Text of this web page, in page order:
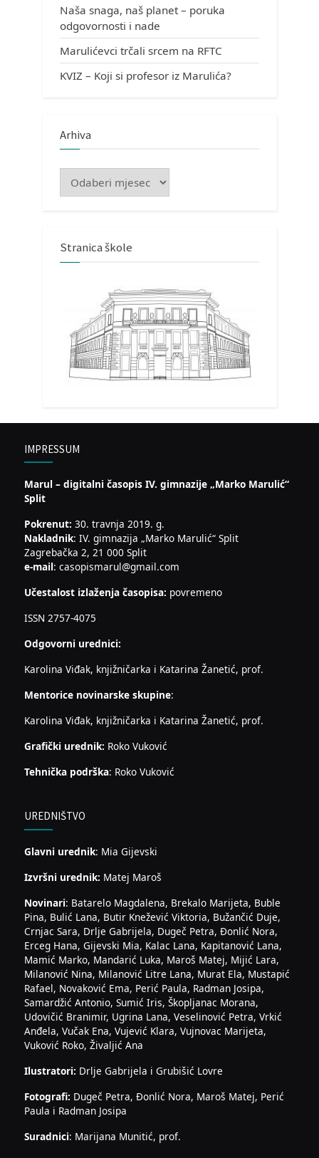
Naša snaga, naš planet – poruka
odgovornosti i nade
Marulićevci trčali srcem na RFTC
KVIZ – Koji si profesor iz Marulića?
Arhiva
Stranica škole
IMPRESSUM
Marul – digitalni časopis IV. gimnazije „Marko Marulić“
Split
Pokrenut: 30. travnja 2019. g.
Nakladnik: IV. gimnazija „Marko Marulić“ Split
Zagrebačka 2, 21 000 Split
e-mail: casopismarul@gmail.com
Učestalost izlaženja časopisa: povremeno
ISSN 2757-4075
Odgovorni urednici:
Karolina Viđak, knjižničarka i Katarina Žanetić, prof.
Mentorice novinarske skupine:
Karolina Viđak, knjižničarka i Katarina Žanetić, prof.
Grafički urednik: Roko Vuković
Tehnička podrška: Roko Vuković
UREDNIŠTVO
Glavni urednik: Mia Gijevski
Izvršni urednik: Matej Maroš
Novinari: Batarelo Magdalena, Brekalo Marijeta, Buble
Pina, Bulić Lana, Butir Knežević Viktoria, Bužančić Duje,
Crnjac Sara, Drlje Gabrijela, Dugeč Petra, Đonlić Nora,
Erceg Hana, Gijevski Mia, Kalac Lana, Kapitanović Lana,
Mamić Marko, Mandarić Luka, Maroš Matej, Mijić Lara,
Milanović Nina, Milanović Litre Lana, Murat Ela, Mustapić
Rafael, Novaković Ema, Perić Paula, Radman Josipa,
Samardžić Antonio, Sumić Iris, Škopljanac Morana,
Udovičić Branimir, Ugrina Lana, Veselinović Petra, Vrkić
Anđela, Vučak Ena, Vujević Klara, Vujnovac Marijeta,
Vuković Roko, Živaljić Ana
Ilustratori: Drlje Gabrijela i Grubišić Lovre
Fotografi: Dugeč Petra, Đonlić Nora, Maroš Matej, Perić
Paula i Radman Josipa
Suradnici: Marijana Munitić, prof.